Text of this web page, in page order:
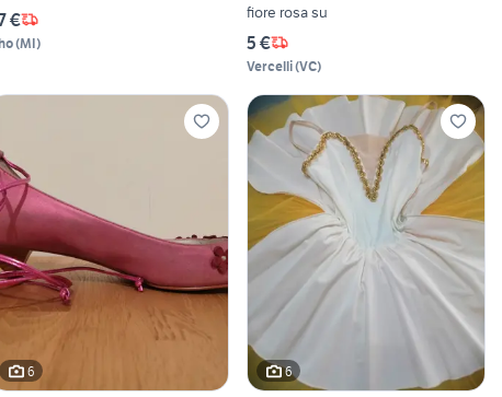
€
(MI)
fiore rosa su
5 €
Vercelli(VC)
6 6